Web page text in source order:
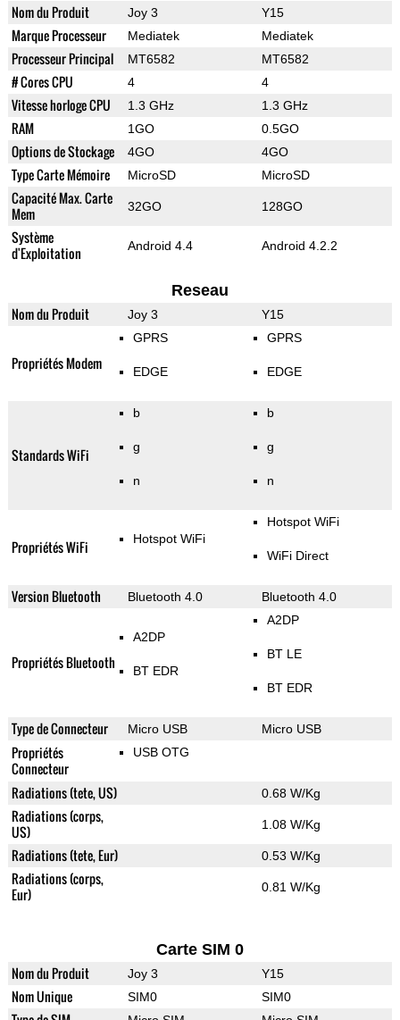
Nom du Produit Joy 3 Y15
Marque Processeur Mediatek Mediatek
Processeur Principal MT6582 MT6582
# Cores CPU 4 4
Vitesse horloge CPU 1.3 GHz 1.3 GHz
RAM 1GO 0.5GO
Options de Stockage 4GO 4GO
Type Carte Mémoire MicroSD MicroSD
Capacité Max. Carte
Mem
32GO 128GO
Système
d'Exploitation
Android 4.4 Android 4.2.2
Reseau
Nom du Produit Joy 3 Y15
Propriétés Modem
GPRS
EDGE
GPRS
EDGE
Standards WiFi
b
g
n
b
g
n
Propriétés WiFi Hotspot WiFi
Hotspot WiFi
WiFi Direct
Version Bluetooth Bluetooth 4.0 Bluetooth 4.0
Propriétés Bluetooth
A2DP
BT EDR
A2DP
BT LE
BT EDR
Type de Connecteur Micro USB Micro USB
Propriétés
Connecteur
USB OTG
Radiations (tete, US) 0.68 W/Kg
Radiations (corps,
US)
1.08 W/Kg
Radiations (tete, Eur) 0.53 W/Kg
Radiations (corps,
Eur)
0.81 W/Kg
Carte SIM 0
Nom du Produit Joy 3 Y15
Nom Unique SIM0 SIM0